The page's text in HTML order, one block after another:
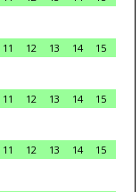
11 12 13 14
15
11 12 13 14
15
11 12 13 14
15